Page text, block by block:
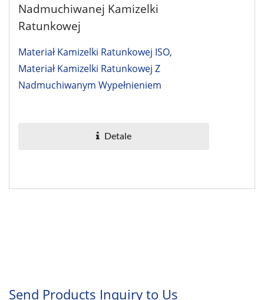
Nadmuchiwanej Kamizelki
Ratunkowej
Materiał Kamizelki Ratunkowej ISO,
Materiał Kamizelki Ratunkowej Z
Nadmuchiwanym Wypełnieniem
Detale